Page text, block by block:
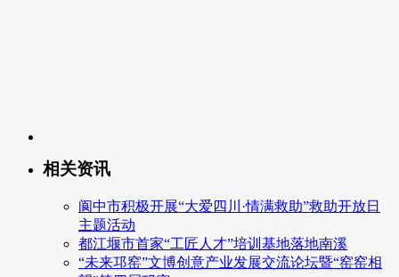
相关资讯
阆中市积极开展“大爱四川·情满救助”救助开放日
主题活动
都江堰市首家“工匠人才”培训基地落地南溪
“未来邛窑”文博创意产业发展交流论坛暨“窑窑相